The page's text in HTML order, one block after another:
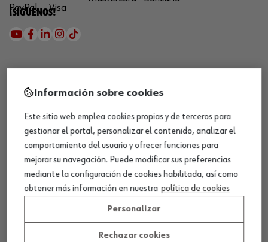
¡SÍGUENOS!
QUÍMICOS
Limpiador de frenos
Eliminador de óxido
Pegamento rápido
Polímero sellador MS
Pistola espuma poliuretano
Información sobre cookies
Este sitio web emplea cookies propias y de terceros para
gestionar el portal, personalizar el contenido, analizar el
comportamiento del usuario y ofrecer funciones para
mejorar su navegación. Puede modificar sus preferencias
mediante la configuración de cookies habilitada, así como
obtener más información en nuestra política de cookies
Personalizar
Rechazar cookies